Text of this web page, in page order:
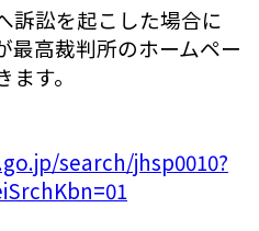
訴訟を起こした場合に
最高裁判所のホームペー
す。
search/jhsp0010?